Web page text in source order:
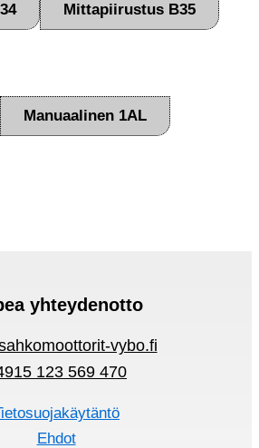
Mittapiirustus B35
Manuaalinen 1AL
yhteydenotto
vybo.fi
123 569 470
Ehdot